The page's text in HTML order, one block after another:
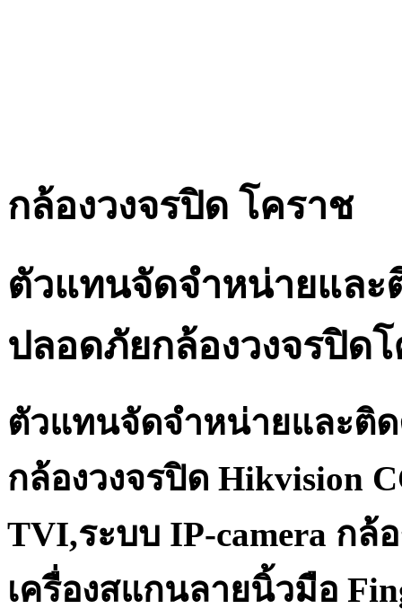
กล้องวงจรปิด โคราช
ตัวแทนจัดจำหน่ายและ
ปลอดภัยกล้องวงจรปิด
ตัวแทนจัดจำหน่ายและติ
กล้องวงจรปิด Hikvision
TVI,ระบบ IP-camera กล้
เครื่องสแกนลายนิ้วมือ